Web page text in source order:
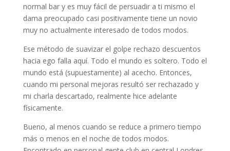
normal bar y es muy fácil de persuadir a ti mismo el
dama preocupado casi positivamente tiene un novio
muy no actualmente interesado de todos modos.
Ese método de suavizar el golpe rechazo descuentos
hacia ego falla aquí. Todo el mundo es soltero. Todo el
mundo está (supuestamente) al acecho. Entonces,
cuando mi personal mejoras resultó ser rechazado y
mi charla descartado, realmente hice adelante
físicamente.
Bueno, al menos cuando se reduce a primero tiempo
más o menos en el noche de todos modos.